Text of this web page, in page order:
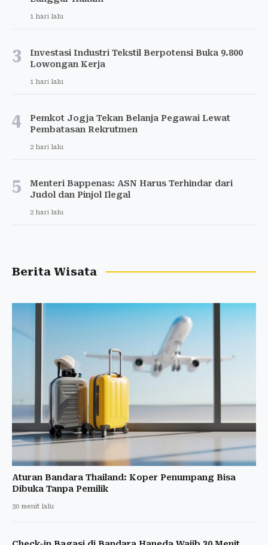
1 hari lalu
3
Investasi Industri Tekstil Berpotensi Buka 9.800
Lowongan Kerja
1 hari lalu
4
Pemkot Jogja Tekan Belanja Pegawai Lewat
Pembatasan Rekrutmen
2 hari lalu
5
Menteri Bappenas: ASN Harus Terhindar dari
Judol dan Pinjol Ilegal
2 hari lalu
Berita Wisata
Aturan Bandara Thailand: Koper Penumpang Bisa
Dibuka Tanpa Pemilik
30 menit lalu